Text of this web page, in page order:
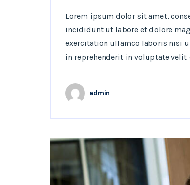
Lorem ipsum dolor sit amet,
incididunt ut labore et dolore
exercitation ullamco laboris nisi
in reprehenderit in voluptate
admin